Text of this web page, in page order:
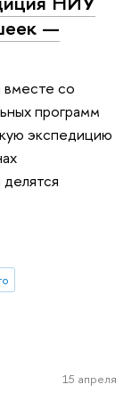
—
вместе со
программ
экспедицию
15 апреля